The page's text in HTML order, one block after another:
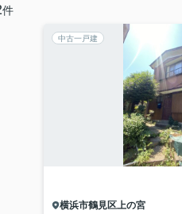
件
中古一戸建
横浜市鶴見区上の宮